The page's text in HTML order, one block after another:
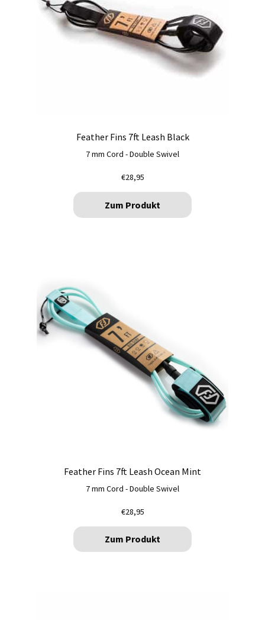
Feather Fins 7ft Leash Black
7 mm Cord - Double Swivel
€28,95
Zum Produkt
Feather Fins 7ft Leash Ocean Mint
7 mm Cord - Double Swivel
€28,95
Zum Produkt